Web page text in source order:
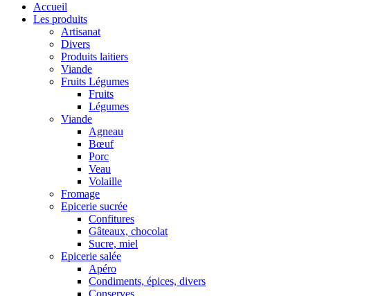
Accueil
Les produits
Artisanat
Divers
Produits laitiers
Viande
Fruits Légumes
Fruits
Légumes
Viande
Agneau
Bœuf
Porc
Veau
Volaille
Fromage
Epicerie sucrée
Confitures
Gâteaux, chocolat
Sucre, miel
Epicerie salée
Apéro
Condiments, épices, divers
Conserves